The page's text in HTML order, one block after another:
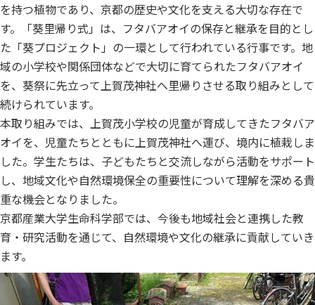
を持つ植物であり、京都の歴史や文化を支える大切な存在で
す。「葵里帰り式」は、フタバアオイの保存と継承を目的とし
た「葵プロジェクト」の一環として行われている行事です。地
域の小学校や関係団体などで大切に育てられたフタバアオイ
を、葵祭に先立って上賀茂神社へ里帰りさせる取り組みとして
続けられています。
本取り組みでは、上賀茂小学校の児童が育成してきたフタバア
オイを、児童たちとともに上賀茂神社へ運び、境内に植栽しま
した。学生たちは、子どもたちと交流しながら活動をサポート
し、地域文化や自然環境保全の重要性について理解を深める貴
重な機会となりました。
京都産業大学生命科学部では、今後も地域社会と連携した教
育・研究活動を通じて、自然環境や文化の継承に貢献していき
ます。